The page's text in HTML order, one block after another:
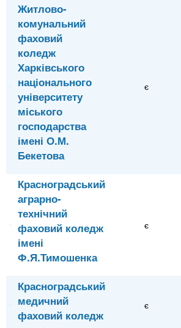
Житлово-
комунальний
фаховий
коледж
Харківського
національного
університету
міського
господарства
імені О.М.
Бекетова
є
Красноградський
аграрно-
технічний
фаховий коледж
імені
Ф.Я.Тимошенка
є
Красноградський
медичний
фаховий коледж
є